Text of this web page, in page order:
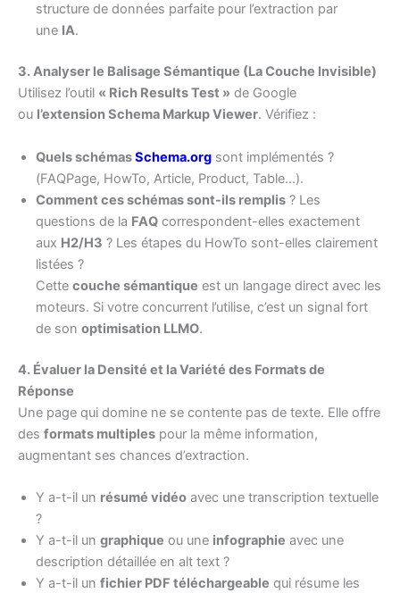
structure de données parfaite pour l’extraction par
une IA.
3. Analyser le Balisage Sémantique (La Couche Invisible)
Utilisez l’outil « Rich Results Test » de Google
ou l’extension Schema Markup Viewer. Vérifiez :
Quels schémasSchema.org sont implémentés ?
(FAQPage, HowTo, Article, Product, Table…).
Comment ces schémas sont-ils remplis ? Les
questions de la FAQ correspondent-elles exactement
aux H2/H3 ? Les étapes du HowTo sont-elles clairement
listées ?
Cette couche sémantique est un langage direct avec les
moteurs. Si votre concurrent l’utilise, c’est un signal fort
de son optimisation LLMO.
4. Évaluer la Densité et la Variété des Formats de
Réponse
Une page qui domine ne se contente pas de texte. Elle offre
des formats multiples pour la même information,
augmentant ses chances d’extraction.
Y a-t-il un résumé vidéo avec une transcription textuelle
?
Y a-t-il un graphique ou une infographie avec une
description détaillée en alt text ?
Y a-t-il un fichier PDF téléchargeable qui résume les